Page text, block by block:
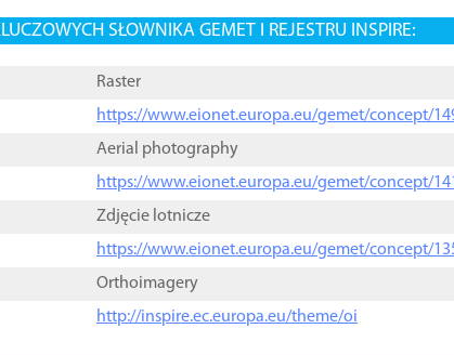
SŁOWNIKA GEMET I REJESTRU INSPIRE:
Raster
https://www.eionet.europa.eu/gemet/concept/
Aerial photography
https://www.eionet.europa.eu/gemet/concept/
Zdjęcie lotnicze
https://www.eionet.europa.eu/gemet/concept/
Orthoimagery
http://inspire.ec.europa.eu/theme/oi